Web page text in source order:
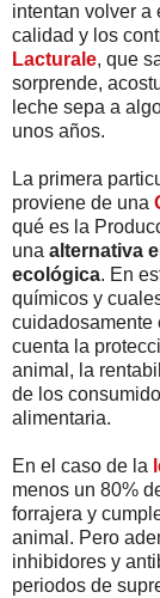
intentan volver a
calidad y los
Lacturale, que
sorprende,
leche sepa a
unos años.
La primera
proviene de una
qué es la
una alternativa
ecológica. En
químicos y
cuidadosamente
cuenta la
animal, la
de los
alimentaria.
En el caso de la
menos un 80%
forrajera y
animal. Pero
inhibidores y
periodos de